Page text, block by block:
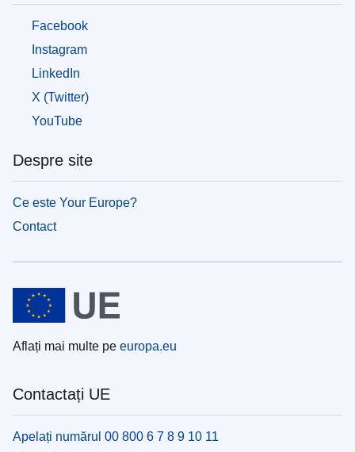
Facebook
Instagram
LinkedIn
X (Twitter)
YouTube
Despre site
Ce este Your Europe?
Contact
Aflați mai multe pe europa.eu
Contactați UE
Apelați numărul 00 800 6 7 8 9 10 11